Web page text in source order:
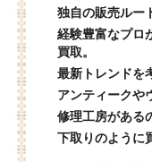
独自の販売ルー
経験豊富なプロ
買取。
最新トレンドを
アンティークや
修理工房がある
下取りのように